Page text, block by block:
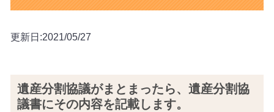
更新日:2021/05/27
遺産分割協議がまとまったら、遺産分割協
議書にその内容を記載します。